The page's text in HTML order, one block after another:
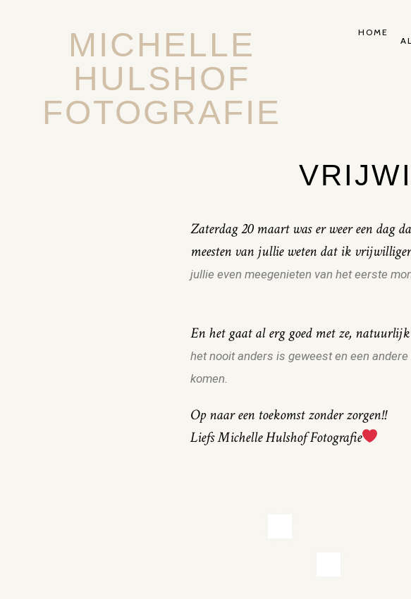
MICHELLE
HULSHOF
FOTOGRAFIE
HOME
Zaterdag 20 maart was er weer een dag
meesten van jullie weten dat ik
jullie even meegenieten van het eerste
En het gaat al erg goed met ze, natuurlijk
het nooit anders is geweest en een
komen.
Op naar een toekomst zonder zorgen!!
Liefs Michelle Hulshof Fotografie